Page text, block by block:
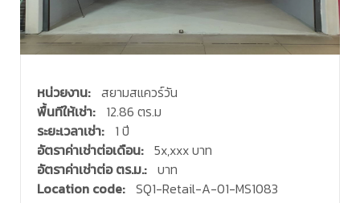
หน่วยงาน: สยามสแควร์วัน
พื้นทีให้เช่า:
12.86 ตร.ม
ระยะเวลาเช่า:
1 ปี
อัตราค่าเช่าต่อเดือน: 5x,xxx บาท
อัตราค่าเช่าต่อ ตร.ม.: บาท
Location code: SQ1-Retail-A-01-MS1083